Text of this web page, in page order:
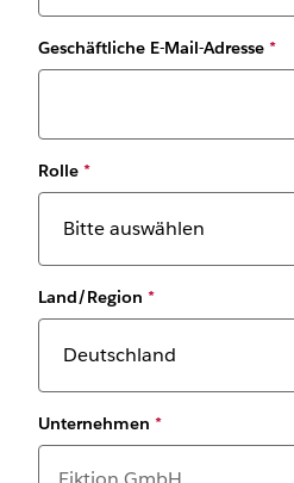
Geschäftliche E-Mail-Adresse *
Rolle *
Land/Region *
Unternehmen *